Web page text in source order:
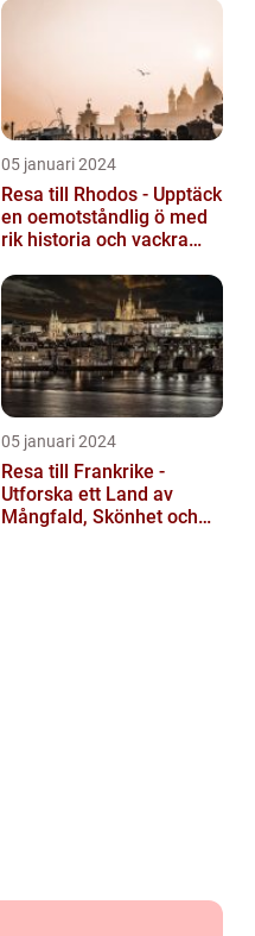
05 januari 2024
Resa till Rhodos - Upptäck
en oemotståndlig ö med
rik historia och vackra
05 januari 2024
Resa till Frankrike -
Utforska ett Land av
Mångfald, Skönhet och